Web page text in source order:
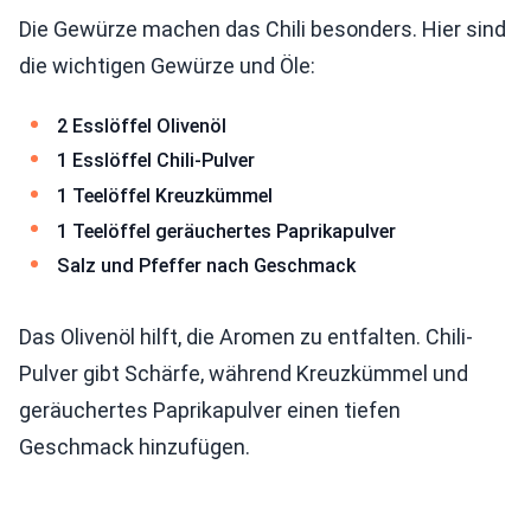
Die Gewürze machen das Chili besonders. Hier sind
die wichtigen Gewürze und Öle:
2 Esslöffel Olivenöl
1 Esslöffel Chili-Pulver
1 Teelöffel Kreuzkümmel
1 Teelöffel geräuchertes Paprikapulver
Salz und Pfeffer nach Geschmack
Das Olivenöl hilft, die Aromen zu entfalten. Chili-
Pulver gibt Schärfe, während Kreuzkümmel und
geräuchertes Paprikapulver einen tiefen
Geschmack hinzufügen.